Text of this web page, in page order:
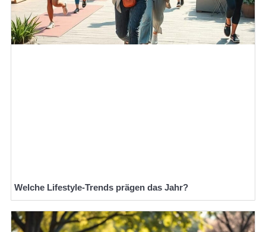
Welche Lifestyle-Trends prägen das Jahr?